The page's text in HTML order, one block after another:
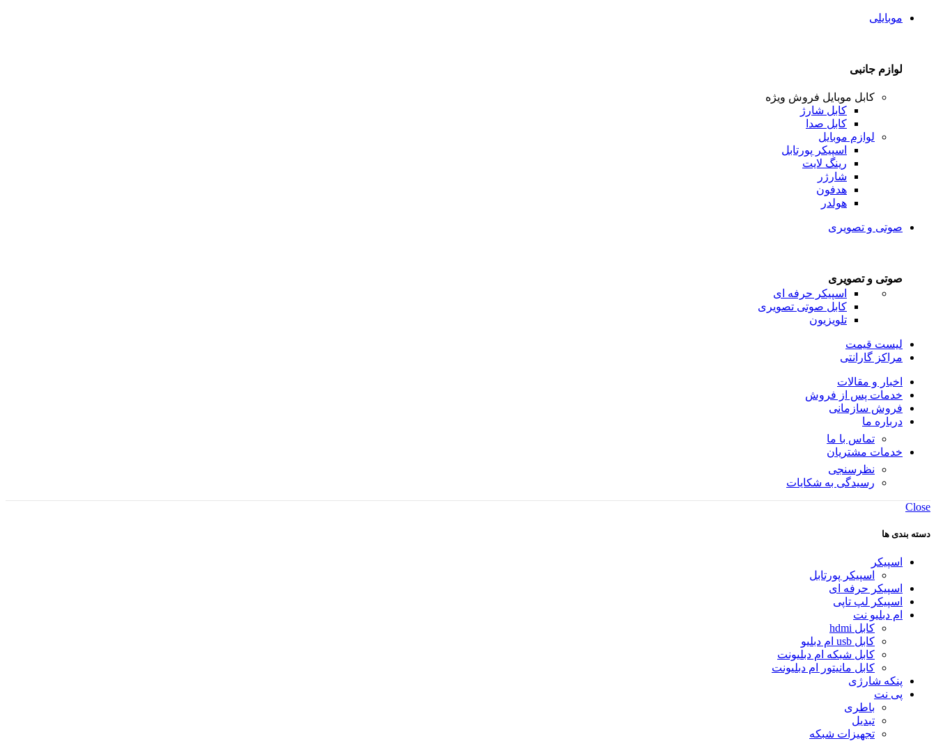
موبایلی
لوازم جانبی
کابل موبایل فروش ویژه
کابل شارژ
کابل صدا
لوازم موبایل
اسپیکر پورتابل
رینگ لایت
شارژر
هدفون
هولدر
صوتی و تصویری
صوتی و تصویری
اسپیکر حرفه ای
کابل صوتی تصویری
تلویزیون
لیست قیمت
مراکز گارانتی
اخبار و مقالات
خدمات پس از فروش
فروش سازمانی
درباره ما
تماس با ما
خدمات مشتریان
نظرسنجی
رسیدگی به شکایات
Close
دسته بندی ها
اسپیکر
اسپیکر پورتابل
اسپیکر حرفه ای
اسپیکر لپ تاپی
ام دبلیو نت
کابل hdmi
کابل usb ام دبلیو
کابل شبکه ام دبلیونت
کابل مانیتور ام دبلیونت
پنکه شارژی
پی نت
باطری
تبدیل
تجهیزات شبکه